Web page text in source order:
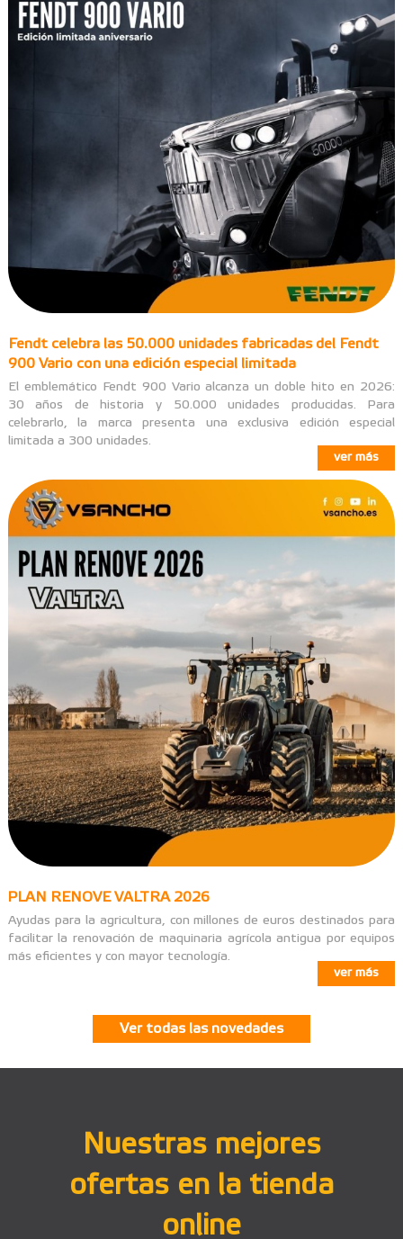
Fendt celebra las 50.000 unidades fabricadas del Fendt
900 Vario con una edición especial limitada
El emblemático Fendt 900 Vario alcanza un doble hito en 2026:
30 años de historia y 50.000 unidades producidas. Para
celebrarlo, la marca presenta una exclusiva edición especial
limitada a 300 unidades.
ver más
PLAN RENOVE VALTRA 2026
Ayudas para la agricultura, con millones de euros destinados para
facilitar la renovación de maquinaria agrícola antigua por equipos
más eficientes y con mayor tecnología.
ver más
Ver todas las novedades
Nuestras mejores
ofertas en la tienda
online